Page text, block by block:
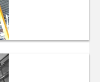
Freistehende
Arbeitsplatzkrane